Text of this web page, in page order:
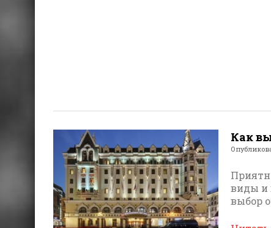
Как
виды и
выбор